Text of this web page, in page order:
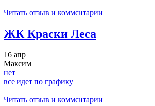
Читать отзыв и комментарии
ЖК Краски Леса
16 апр
Максим
нет
все идет по графику
Читать отзыв и комментарии